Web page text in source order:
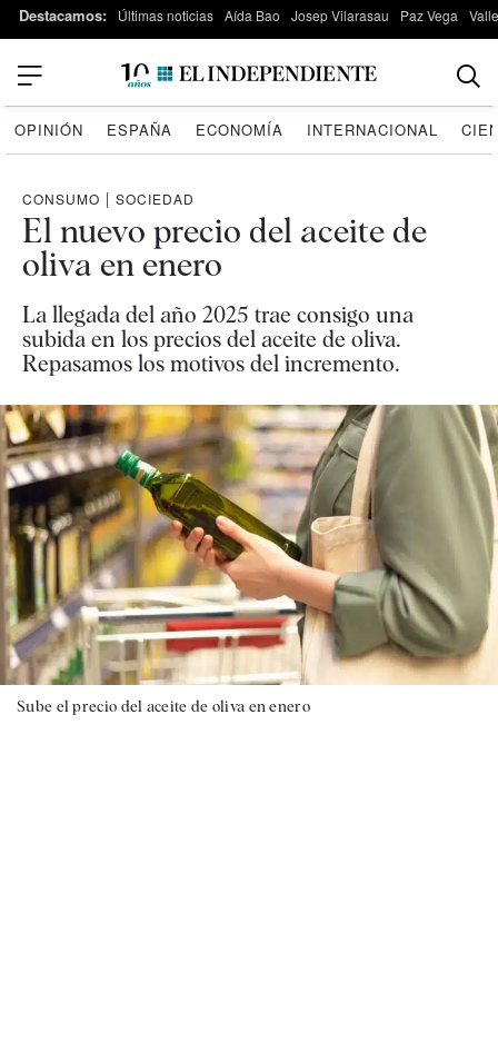
Destacamos: Últimas noticias Aída Bao Josep Vilarasau Paz Vega
OPINIÓN ESPAÑA ECONOMÍA INTERNACIONAL
CONSUMO | SOCIEDAD
El nuevo precio del aceite de
oliva en enero
La llegada del año 2025 trae consigo una
subida en los precios del aceite de oliva.
Repasamos los motivos del incremento.
Sube el precio del aceite de oliva en enero